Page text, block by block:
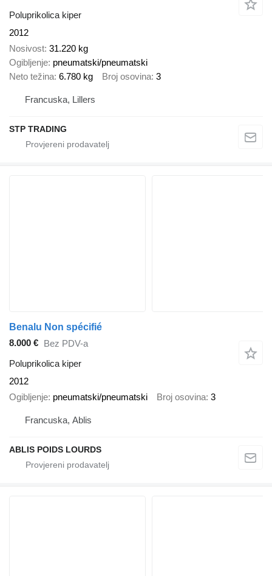
Poluprikolica kiper
2012
Nosivost 31.220 kg
Ogibljenje pneumatski/pneumatski
Neto težina 6.780 kg Broj osovina 3
Francuska, Lillers
STP TRADING
Benalu Non spécifié
8.000 € Bez PDV-a
Poluprikolica kiper
2012
Ogibljenje pneumatski/pneumatski Broj osovina 3
Francuska, Ablis
ABLIS POIDS LOURDS